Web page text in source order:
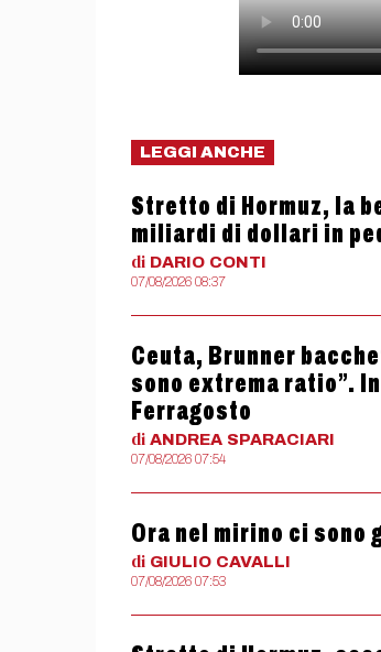
LEGGI ANCHE
Stretto di Hormuz, la
miliardi di dollari in
di DARIO CONTI
07/08/2026 08:37
Ceuta, Brunner
sono extrema ratio”.
Ferragosto
di ANDREA SPARACIARI
07/08/2026 07:54
Ora nel mirino ci
di GIULIO CAVALLI
07/08/2026 07:53